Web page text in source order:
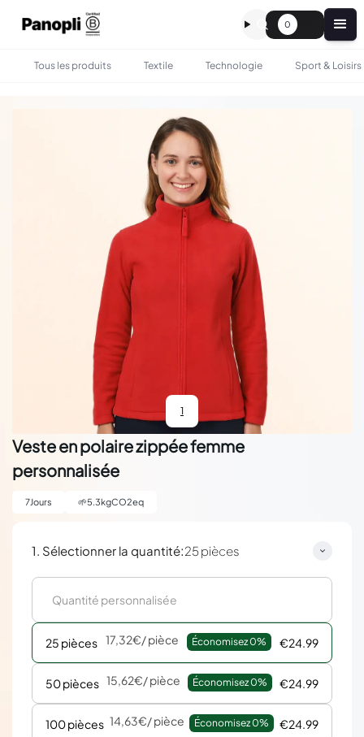
0
Tous les produits Textile Technologie Sport & Loisirs
1
Veste en polaire zippée femme
personnalisée
7Jours 🌱5.3kgCO2eq
1. Sélectionner la quantité:25 pièces
25 pièces 17,32€/ pièce Économisez 0% €24.99
50 pièces 15,62€/ pièce Économisez 0% €24.99
100 pièces 14,63€/ pièce Économisez 0% €24.99